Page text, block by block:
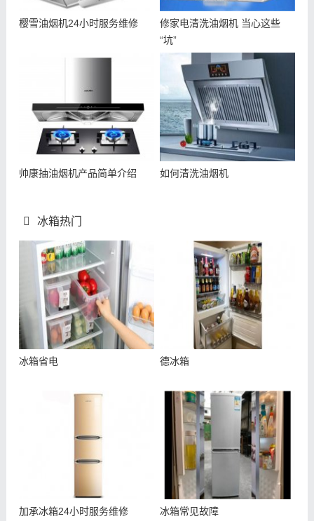
樱雪油烟机24小时服务维修
修家电清洗油烟机 当心这些
“坑”
帅康抽油烟机产品简单介绍 如何清洗油烟机
冰箱热门
冰箱省电 德冰箱
加承冰箱24小时服务维修 冰箱常见故障